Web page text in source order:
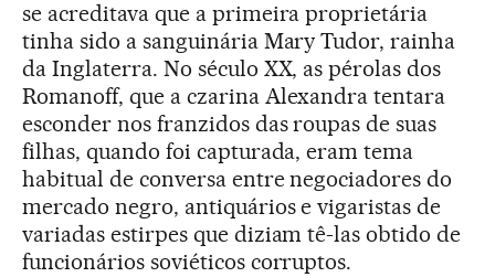
se acreditava que a primeira proprietária
tinha sido a sanguinária Mary Tudor, rainha
da Inglaterra. No século XX, as pérolas dos
Romanoff, que a czarina Alexandra tentara
esconder nos franzidos das roupas de suas
filhas, quando foi capturada, eram tema
habitual de conversa entre negociadores do
mercado negro, antiquários e vigaristas de
variadas estirpes que diziam tê-las obtido de
funcionários soviéticos corruptos.